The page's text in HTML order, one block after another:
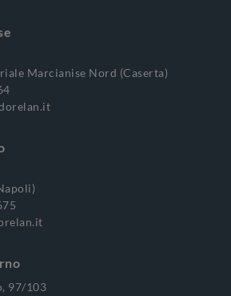
Marcianise Nord (Caserta)
97/103